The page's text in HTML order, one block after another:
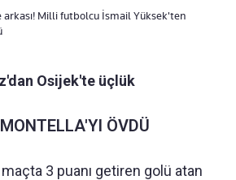
arkası! Milli futbolcu İsmail Yüksek'ten
Osijek'te üçlük
ÖVDÜ
3 puanı getiren golü atan